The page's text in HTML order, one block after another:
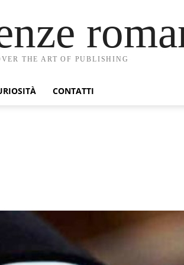
THE ART OF PUBLISHING
CONTATTI